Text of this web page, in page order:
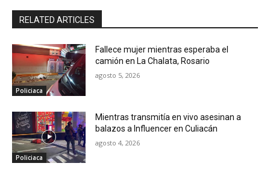
RELATED ARTICLES
Policiaca
Fallece mujer mientras esperaba el
camión en La Chalata, Rosario
agosto 5, 2026
Policiaca
Mientras transmitía en vivo asesinan a
balazos a Influencer en Culiacán
agosto 4, 2026